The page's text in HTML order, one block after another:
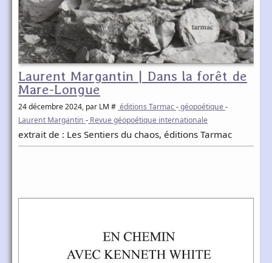
Laurent Margantin | Dans la forêt de
Mare-Longue
24 décembre 2024, par LM # éditions Tarmac-géopoétique-
Laurent Margantin - Revue géopoétique internationale
extrait de : Les Sentiers du chaos, éditions Tarmac